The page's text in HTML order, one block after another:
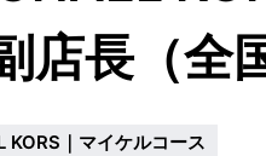
店長（全
KORS｜マイケルコース